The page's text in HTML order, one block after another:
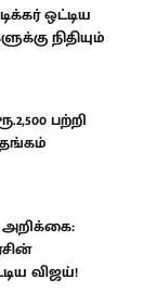
ஒட்டிய
நிதியும்
பற்றி
தங்கம்
அறிக்கை:
விஜய்!